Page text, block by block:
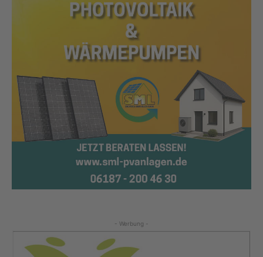
- Werbung -